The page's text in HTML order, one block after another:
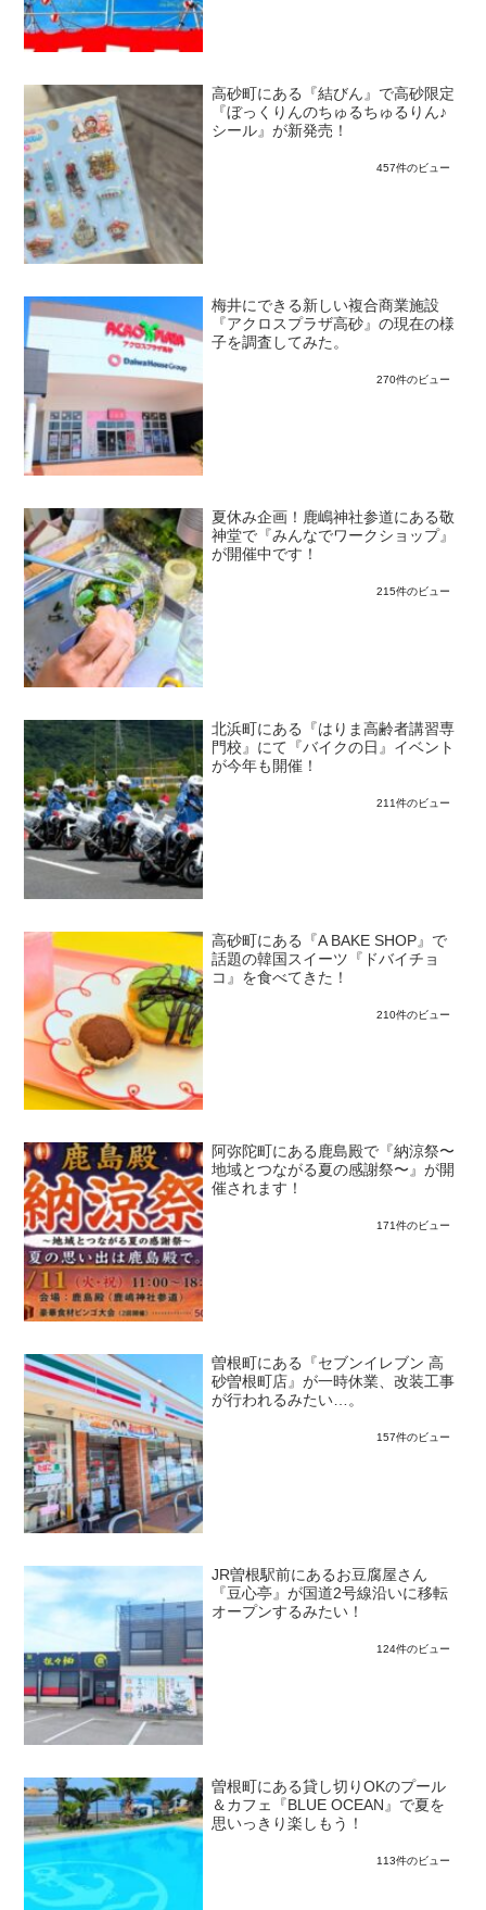
高砂町にある『結びん』で高砂限定
『ぼっくりんのちゅるちゅるりん♪
シール』が新発売！
457件のビュー
梅井にできる新しい複合商業施設
『アクロスプラザ高砂』の現在の様
子を調査してみた。
270件のビュー
夏休み企画！鹿嶋神社参道にある敬
神堂で『みんなでワークショップ』
が開催中です！
215件のビュー
北浜町にある『はりま高齢者講習専
門校』にて『バイクの日』イベント
が今年も開催！
211件のビュー
高砂町にある『A BAKE SHOP』で
話題の韓国スイーツ『ドバイチョ
コ』を食べてきた！
210件のビュー
阿弥陀町にある鹿島殿で『納涼祭〜
地域とつながる夏の感謝祭〜』が開
催されます！
171件のビュー
曽根町にある『セブンイレブン 高
砂曽根町店』が一時休業、改装工事
が行われるみたい…。
157件のビュー
JR曽根駅前にあるお豆腐屋さん
『豆心亭』が国道2号線沿いに移転
オープンするみたい！
124件のビュー
曽根町にある貸し切りOKのプール
＆カフェ『BLUE OCEAN』で夏を
思いっきり楽しもう！
113件のビュー